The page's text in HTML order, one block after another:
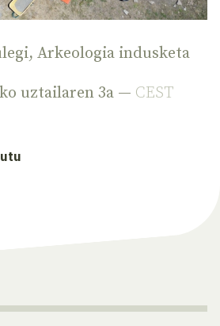
, Arkeologia indusketa
uztailaren 3a — CEST